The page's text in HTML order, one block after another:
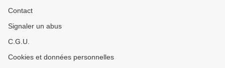
Contact
Signaler un abus
C.G.U.
Cookies et données personnelles